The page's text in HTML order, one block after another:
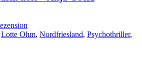
Lotte Ohm, Nordfriesland, Psychothriller,